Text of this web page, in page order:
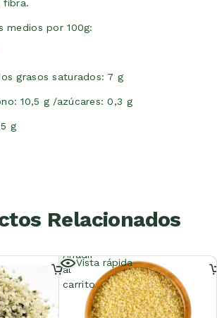
fibra.
medios por 100g:
grasos saturados: 7 g
10,5 g /azúcares: 0,3 g
g
Relacionados
Vista rápida
Añadir
al
carrito